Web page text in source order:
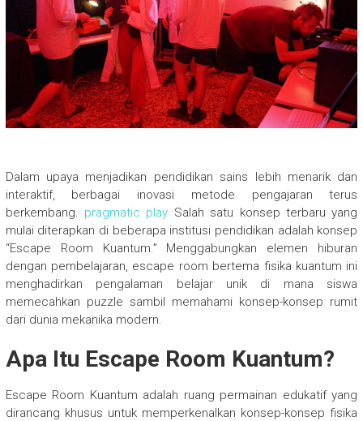
Dalam upaya menjadikan pendidikan sains lebih menarik dan
interaktif, berbagai inovasi metode pengajaran terus
berkembang. pragmatic play Salah satu konsep terbaru yang
mulai diterapkan di beberapa institusi pendidikan adalah konsep
“Escape Room Kuantum.” Menggabungkan elemen hiburan
dengan pembelajaran, escape room bertema fisika kuantum ini
menghadirkan pengalaman belajar unik di mana siswa
memecahkan puzzle sambil memahami konsep-konsep rumit
dari dunia mekanika modern.
Apa Itu Escape Room Kuantum?
Escape Room Kuantum adalah ruang permainan edukatif yang
dirancang khusus untuk memperkenalkan konsep-konsep fisika